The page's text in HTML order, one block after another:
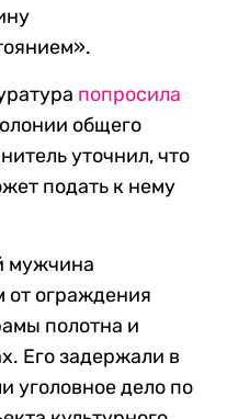
попросила
общего
уточнил, что
подать к нему
мужчина
от ограждения
полотна и
Его задержали в
уголовное дело по